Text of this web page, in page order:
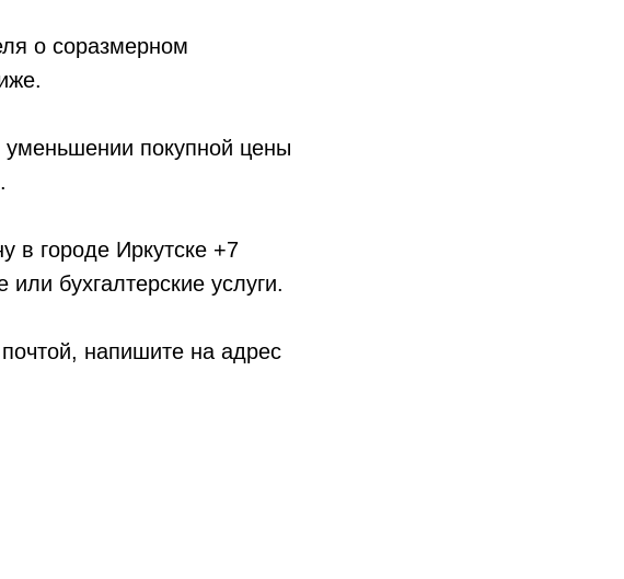
о соразмерном
уменьшении покупной цены
в городе Иркутске +7
бухгалтерские услуги.
напишите на адрес